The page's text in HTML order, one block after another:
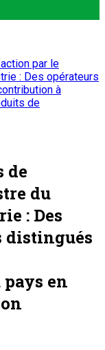
par le
: Des opérateurs
à
de
de
du
: Des
distingués
en